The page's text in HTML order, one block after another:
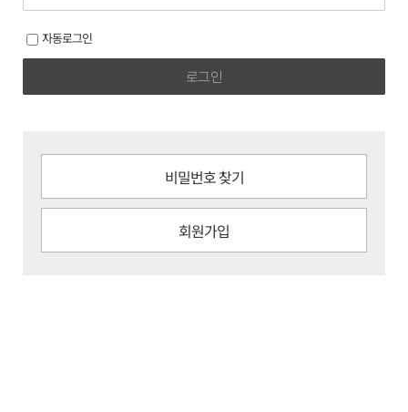
자동로그인
로그인
비밀번호 찾기
회원가입